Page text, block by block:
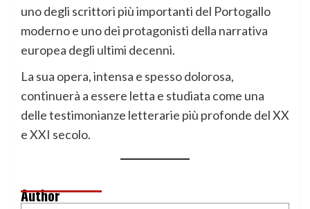
uno degli scrittori più importanti del Portogallo
moderno e uno dei protagonisti della narrativa
europea degli ultimi decenni.
La sua opera, intensa e spesso dolorosa,
continuerà a essere letta e studiata come una
delle testimonianze letterarie più profonde del XX
e XXI secolo.
Author